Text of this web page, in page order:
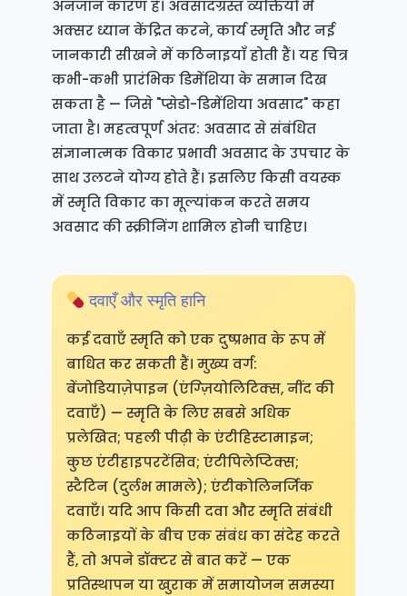
अनजान कारण है। अवसादग्रस्त व्यक्तियों में
अक्सर ध्यान केंद्रित करने, कार्य स्मृति और नई
जानकारी सीखने में कठिनाइयाँ होती हैं। यह चित्र
कभी-कभी प्रारंभिक डिमेंशिया के समान दिख
सकता है — जिसे "प्सेडो-डिमेंशिया अवसाद" कहा
जाता है। महत्वपूर्ण अंतर: अवसाद से संबंधित
संज्ञानात्मक विकार प्रभावी अवसाद के उपचार के
साथ उलटने योग्य होते हैं। इसलिए किसी वयस्क
में स्मृति विकार का मूल्यांकन करते समय
अवसाद की स्क्रीनिंग शामिल होनी चाहिए।
दवाएँ और स्मृति हानि
कई दवाएँ स्मृति को एक दुष्प्रभाव के रूप में
बाधित कर सकती हैं। मुख्य वर्ग:
बेंजोडियाज़ेपाइन (एंग्ज़ियोलिटिक्स, नींद की
दवाएँ) — स्मृति के लिए सबसे अधिक
प्रलेखित; पहली पीढ़ी के एंटीहिस्टामाइन;
कुछ एंटीहाइपरटेंसिव; एंटीपिलेप्टिक्स;
स्टैटिन (दुर्लभ मामले); एंटीकोलिनर्जिक
दवाएँ। यदि आप किसी दवा और स्मृति संबंधी
कठिनाइयों के बीच एक संबंध का संदेह करते
हैं, तो अपने डॉक्टर से बात करें — एक
प्रतिस्थापन या खुराक में समायोजन समस्या